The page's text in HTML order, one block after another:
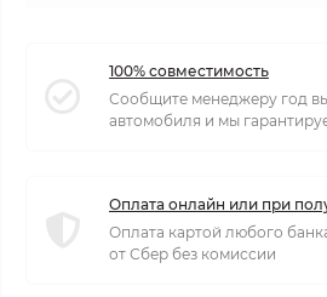
100% совместимость
Сообщите менеджеру год
автомобиля и мы
Оплата онлайн или при
Оплата картой любого
от Сбер без комиссии